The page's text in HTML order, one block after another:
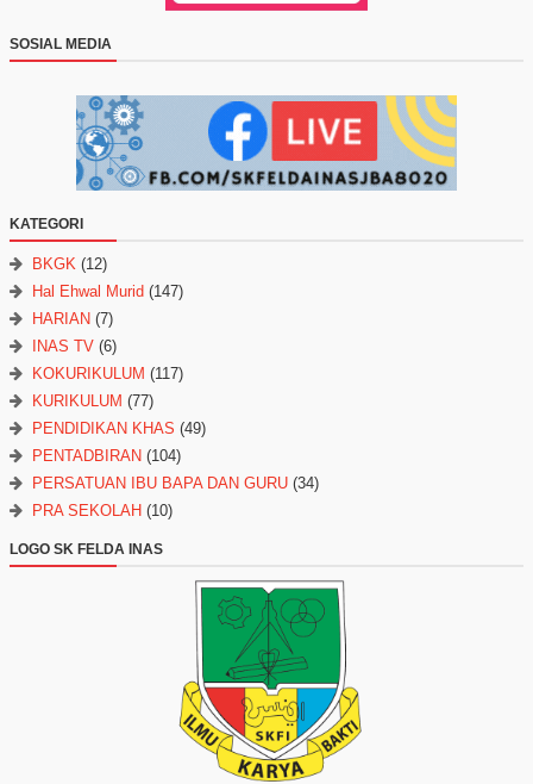
SOSIAL MEDIA
KATEGORI
BKGK (12)
Hal Ehwal Murid (147)
HARIAN (7)
INAS TV (6)
KOKURIKULUM (117)
KURIKULUM (77)
PENDIDIKAN KHAS (49)
PENTADBIRAN (104)
PERSATUAN IBU BAPA DAN GURU (34)
PRA SEKOLAH (10)
LOGO SK FELDA INAS